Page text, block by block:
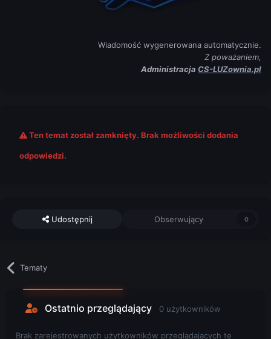
Wiadomość wygenerowana automatycznie.
Z poważaniem,
Administracja CS-LUZownia.pl
Ten temat został zamknięty. Brak możliwości dodania
odpowiedzi.
Udostępnij Obserwujący 0
Tematy
Ostatnio przeglądający 0 użytkowników
Brak zarejestrowanych użytkowników przeglądających tę